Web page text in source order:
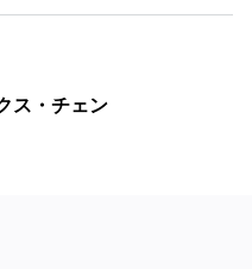
ス・チェン